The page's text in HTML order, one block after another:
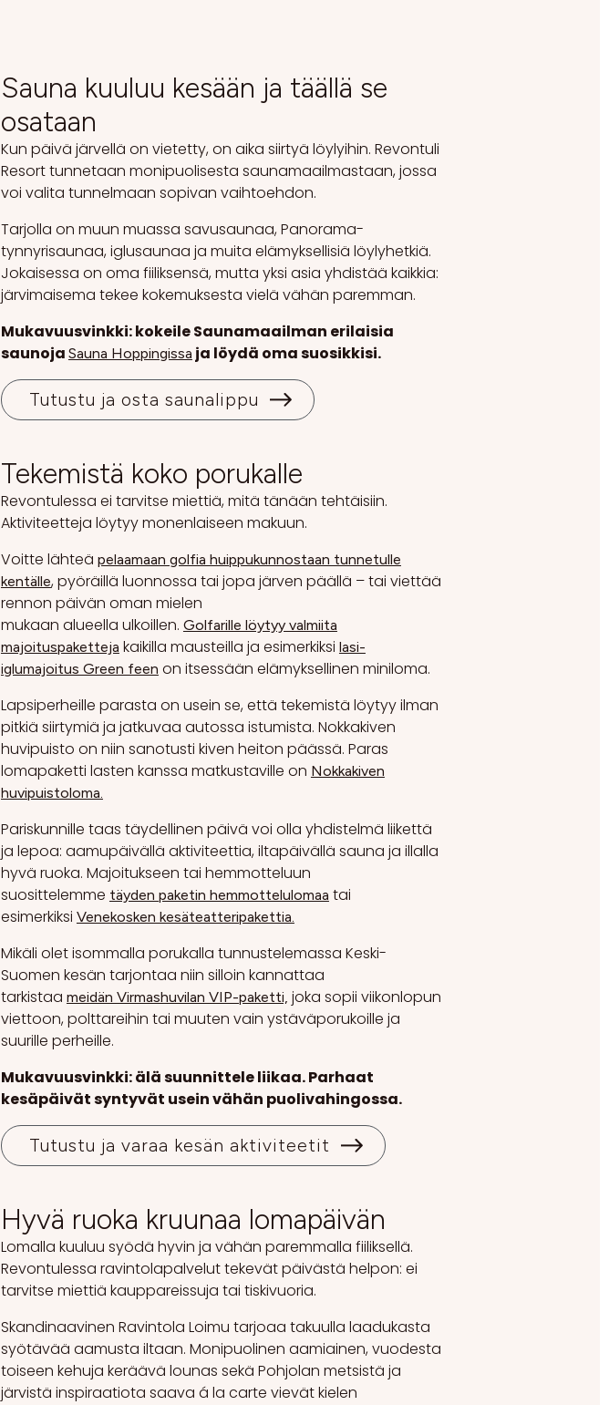
Sauna kuuluu kesään ja täällä se
osataan
Kun päivä järvellä on vietetty, on aika siirtyä löylyihin. Revontuli
Resort tunnetaan monipuolisesta saunamaailmastaan, jossa
voi valita tunnelmaan sopivan vaihtoehdon.
Tarjolla on muun muassa savusaunaa, Panorama-
tynnyrisaunaa, iglusaunaa ja muita elämyksellisiä löylyhetkiä.
Jokaisessa on oma fiiliksensä, mutta yksi asia yhdistää kaikkia:
järvimaisema tekee kokemuksesta vielä vähän paremman.
Mukavuusvinkki: kokeile Saunamaailman erilaisia
saunoja Sauna Hoppingissa ja löydä oma suosikkisi.
Tutustu ja osta saunalippu
Tekemistä koko porukalle
Revontulessa ei tarvitse miettiä, mitä tänään tehtäisiin.
Aktiviteetteja löytyy monenlaiseen makuun.
Voitte lähteä pelaamaan golfia huippukunnostaan tunnetulle
kentälle, pyöräillä luonnossa tai jopa järven päällä – tai viettää
rennon päivän oman mielen
mukaan alueella ulkoillen. Golfarille löytyy valmiita
majoituspaketteja kaikilla mausteilla ja esimerkiksi lasi-
iglumajoitus Green feen on itsessään elämyksellinen miniloma.
Lapsiperheille parasta on usein se, että tekemistä löytyy ilman
pitkiä siirtymiä ja jatkuvaa autossa istumista. Nokkakiven
huvipuisto on niin sanotusti kiven heiton päässä. Paras
lomapaketti lasten kanssa matkustaville on Nokkakiven
huvipuistoloma.
Pariskunnille taas täydellinen päivä voi olla yhdistelmä liikettä
ja lepoa: aamupäivällä aktiviteettia, iltapäivällä sauna ja illalla
hyvä ruoka. Majoitukseen tai hemmotteluun
suosittelemme täyden paketin hemmottelulomaa tai
esimerkiksi Venekosken kesäteatteripakettia.
Mikäli olet isommalla porukalla tunnustelemassa Keski-
Suomen kesän tarjontaa niin silloin kannattaa
tarkistaa meidän Virmashuvilan VIP-paketti, joka sopii viikonlopun
viettoon, polttareihin tai muuten vain ystäväporukoille ja
suurille perheille.
Mukavuusvinkki: älä suunnittele liikaa. Parhaat
kesäpäivät syntyvät usein vähän puolivahingossa.
Tutustu ja varaa kesän aktiviteetit
Hyvä ruoka kruunaa lomapäivän
Lomalla kuuluu syödä hyvin ja vähän paremmalla fiiliksellä.
Revontulessa ravintolapalvelut tekevät päivästä helpon: ei
tarvitse miettiä kauppareissuja tai tiskivuoria.
Skandinaavinen Ravintola Loimu tarjoaa takuulla laadukasta
syötävää aamusta iltaan. Monipuolinen aamiainen, vuodesta
toiseen kehuja keräävä lounas sekä Pohjolan metsistä ja
järvistä inspiraatiota saava á la carte vievät kielen